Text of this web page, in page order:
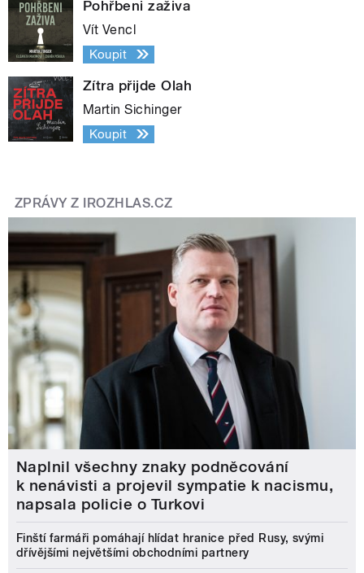
Pohřbeni zaživa
Vít Vencl
Koupit
Zítra přijde Olah
Martin Sichinger
Koupit
ZPRÁVY Z IROZHLAS.CZ
Naplnil všechny znaky podněcování
k nenávisti a projevil sympatie k nacismu,
napsala policie o Turkovi
Finští farmáři pomáhají hlídat hranice před Rusy, svými
dřívějšími největšími obchodními partnery